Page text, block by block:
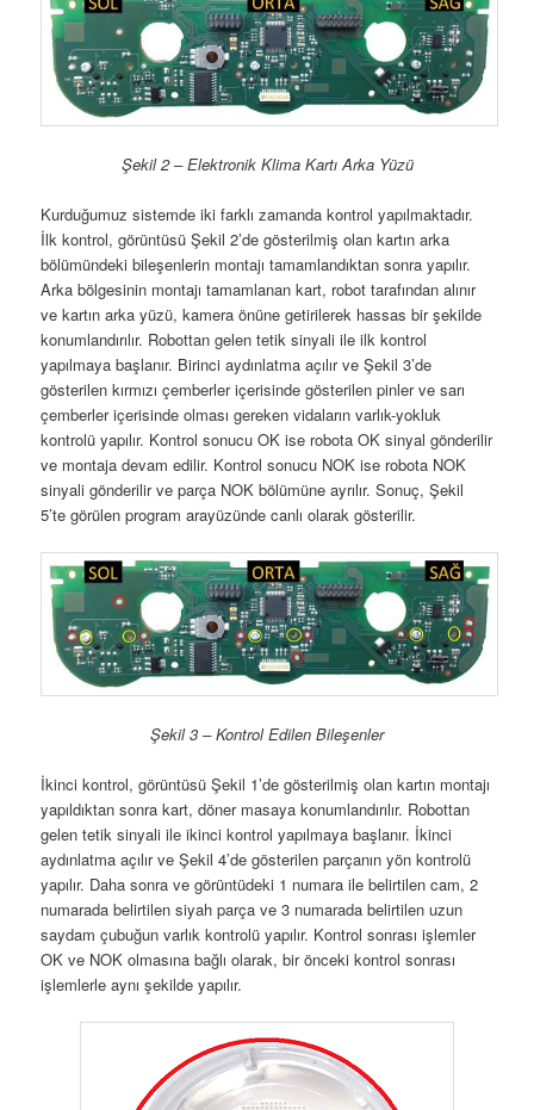
Şekil 2 – Elektronik Klima Kartı Arka Yüzü
Kurduğumuz sistemde iki farklı zamanda kontrol yapılmaktadır.
İlk kontrol, görüntüsü Şekil 2’de gösterilmiş olan kartın arka
bölümündeki bileşenlerin montajı tamamlandıktan sonra yapılır.
Arka bölgesinin montajı tamamlanan kart, robot tarafından alınır
ve kartın arka yüzü, kamera önüne getirilerek hassas bir şekilde
konumlandırılır. Robottan gelen tetik sinyali ile ilk kontrol
yapılmaya başlanır. Birinci aydınlatma açılır ve Şekil 3’de
gösterilen kırmızı çemberler içerisinde gösterilen pinler ve sarı
çemberler içerisinde olması gereken vidaların varlık-yokluk
kontrolü yapılır. Kontrol sonucu OK ise robota OK sinyal gönderilir
ve montaja devam edilir. Kontrol sonucu NOK ise robota NOK
sinyali gönderilir ve parça NOK bölümüne ayrılır. Sonuç, Şekil
5’te görülen program arayüzünde canlı olarak gösterilir.
Şekil 3 – Kontrol Edilen Bileşenler
İkinci kontrol, görüntüsü Şekil 1’de gösterilmiş olan kartın montajı
yapıldıktan sonra kart, döner masaya konumlandırılır. Robottan
gelen tetik sinyali ile ikinci kontrol yapılmaya başlanır. İkinci
aydınlatma açılır ve Şekil 4’de gösterilen parçanın yön kontrolü
yapılır. Daha sonra ve görüntüdeki 1 numara ile belirtilen cam, 2
numarada belirtilen siyah parça ve 3 numarada belirtilen uzun
saydam çubuğun varlık kontrolü yapılır. Kontrol sonrası işlemler
OK ve NOK olmasına bağlı olarak, bir önceki kontrol sonrası
işlemlerle aynı şekilde yapılır.